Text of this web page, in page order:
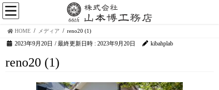
HOME メディア reno20 (1)
2023年9月20日 / 最終更新日時 :2023年9月20日 kibahplab
reno20 (1)